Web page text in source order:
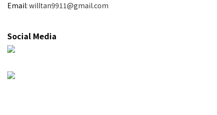
Email: willtan9911@gmail.com
Social Media